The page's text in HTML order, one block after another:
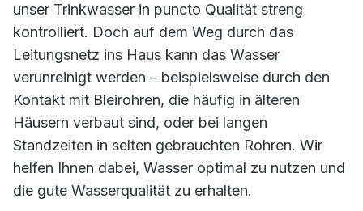
unser Trinkwasser in puncto Qualität streng
kontrolliert. Doch auf dem Weg durch das
Leitungsnetz ins Haus kann das Wasser
verunreinigt werden – beispielsweise durch den
Kontakt mit Bleirohren, die häufig in älteren
Häusern verbaut sind, oder bei langen
Standzeiten in selten gebrauchten Rohren. Wir
helfen Ihnen dabei, Wasser optimal zu nutzen und
die gute Wasserqualität zu erhalten.